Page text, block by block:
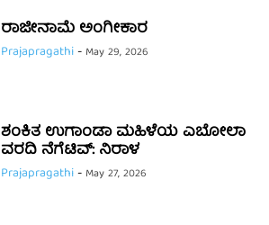
ರಾಜೀನಾಮೆ ಅಂಗೀಕಾರ
Prajapragathi- May 29, 2026
ಶಂಕಿತ ಉಗಾಂಡಾ ಮಹಿಳೆಯ ಎಬೋಲಾ
ವರದಿ ನೆಗೆಟಿವ್: ನಿರಾಳ
Prajapragathi- May 27, 2026